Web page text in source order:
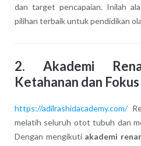
dan target pencapaian. Inilah
pilihan terbaik untuk pendidikan
2. Akademi
Ketahanan dan Fokus
https://adilrashidacademy.com/
melatih seluruh otot tubuh dan
Dengan mengikuti akademi